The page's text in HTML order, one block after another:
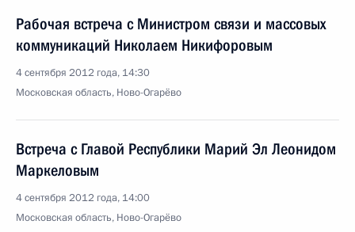
Рабочая встреча с Министром связи и массовых
коммуникаций Николаем Никифоровым
4 сентября 2012 года, 14:30
Московская область, Ново-Огарёво
Встреча с Главой Республики Марий Эл Леонидом
Маркеловым
4 сентября 2012 года, 14:00
Московская область, Ново-Огарёво